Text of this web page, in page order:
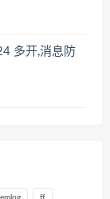
多开,消息防
emlog ff